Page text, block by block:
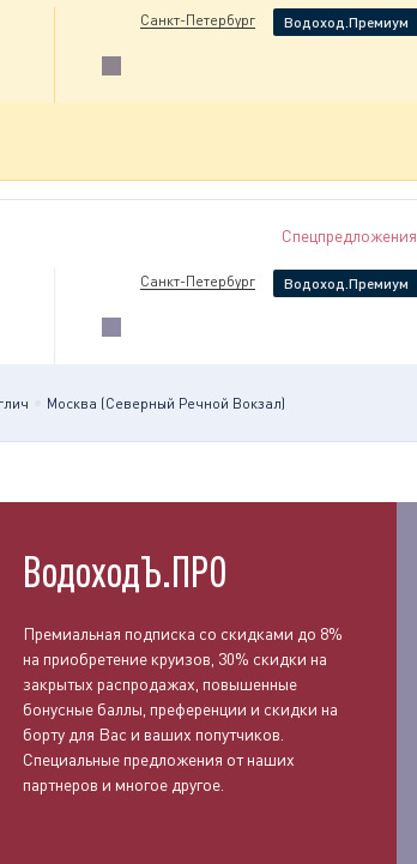
Санкт-Петербург Водоход.Премиум
Спецпредложения
Санкт-Петербург Водоход.Премиум
Москва (Северный Речной Вокзал)
ВодоходЪ.ПРО
Премиальная подписка со скидками до 8%
на приобретение круизов, 30% скидки на
закрытых распродажах, повышенные
бонусные баллы, преференции и скидки на
борту для Вас и ваших попутчиков.
Специальные предложения от наших
партнеров и многое другое.